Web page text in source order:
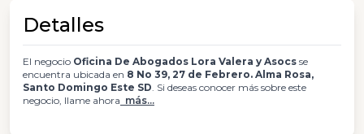
Detalles
El negocio Oficina De Abogados Lora Valera y Asocs se
encuentra ubicada en 8 No 39, 27 de Febrero. Alma Rosa,
Santo Domingo Este SD. Si deseas conocer más sobre este
negocio, llame ahora más...